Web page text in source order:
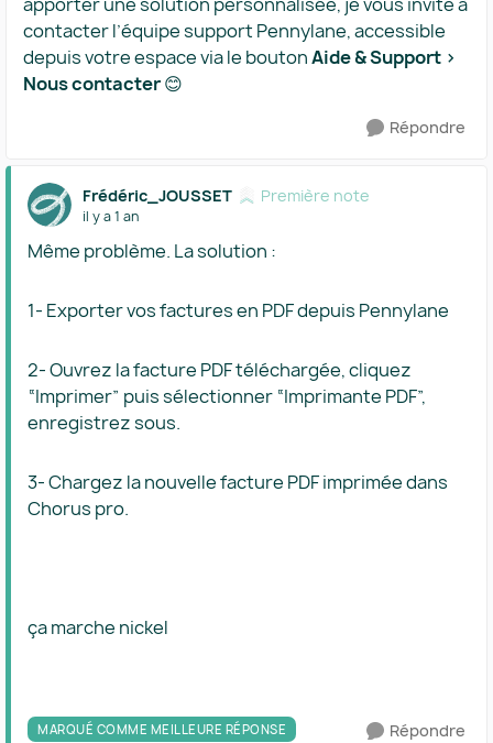
apporter une solution personnalisée, je vous invite à
contacter l’équipe support Pennylane, accessible
depuis votre espace via le boutonAide & Support >
Nous contacter😊
Répondre
Frédéric_JOUSSET Première note
il y a 1 an
Même problème. La solution :
1- Exporter vos factures en PDF depuis Pennylane
2- Ouvrez la facture PDF téléchargée, cliquez
“Imprimer” puis sélectionner “Imprimante PDF”,
enregistrez sous.
3- Chargez la nouvelle facture PDF imprimée dans
Chorus pro.
ça marche nickel
MARQUÉ COMME MEILLEURE RÉPONSE Répondre